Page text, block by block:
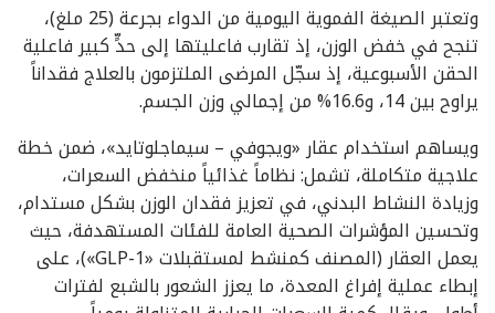
وتعتبر الصيغة الفموية اليومية من الدواء بجرعة (25 ملغ)،
تنجح في خفض الوزن، إذ تقارب فاعليتها إلى حدٍّ كبير فاعلية
الحقن الأسبوعية، إذ سجّل المرضى الملتزمون بالعلاج فقداناً
يراوح بين 14، و16.6% من إجمالي وزن الجسم.
ويساهم استخدام عقار «ويجوفي – سيماجلوتايد»، ضمن خطة
علاجية متكاملة، تشمل: نظاماً غذائياً منخفض السعرات،
وزيادة النشاط البدني، في تعزيز فقدان الوزن بشكل مستدام،
وتحسين المؤشرات الصحية العامة للفئات المستهدفة، حيث
يعمل العقار (المصنف كمنشط لمستقبلات «GLP-1»)، على
إبطاء عملية إفراغ المعدة، ما يعزز الشعور بالشبع لفترات